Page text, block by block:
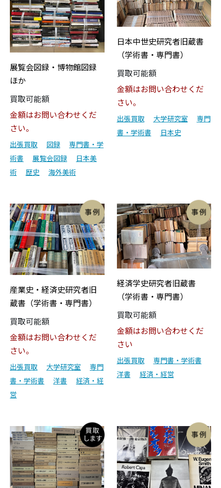
展覧会図録・博物館図録
ほか
買取可能額
金額はお問い合わせくだ
さい。
出張買取 図録
専門書・学
術書
展覧会図録
日本美
術
歴史 海外美術
日本中世史研究者旧蔵書
（学術書・専門書）
買取可能額
金額はお問い合わせくだ
さい。
出張買取 大学研究室
専門
書・学術書
日本史
産業史・経済史研究者旧
蔵書（学術書・専門書）
買取可能額
金額はお問い合わせくだ
さい。
出張買取 大学研究室
専門
書・学術書
洋書
経済・経
営
経済学史研究者旧蔵書
（学術書・専門書）
買取可能額
金額はお問い合わせくだ
さい
出張買取
専門書・学術書
洋書
経済・経営